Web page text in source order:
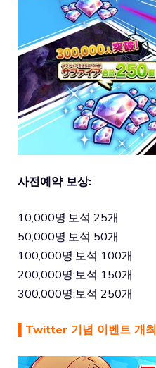
사전예약 보상:
10,000명:보석 25개
50,000명:보석 50개
100,000명:보석 100개
200,000명:보석 150개
300,000명:보석 250개
▌Twitter 기념 이벤트 개최